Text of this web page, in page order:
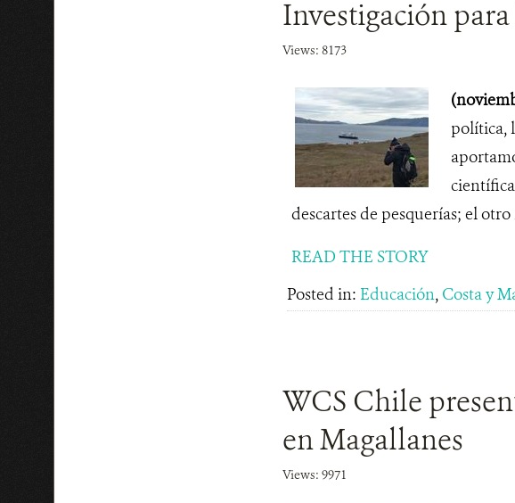
Investigación
Views: 8173
política,
descartes de pesquerías; el
READ THE STORY
Posted in: Educación, Costa y
WCS Chile
en Magallanes
Views: 9971